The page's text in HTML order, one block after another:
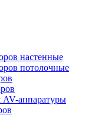
настенные
потолочные
аппаратуры